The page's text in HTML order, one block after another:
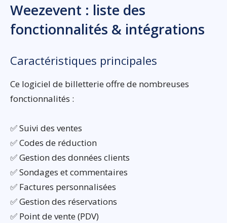
Weezevent : liste des
fonctionnalités & intégrations
Caractéristiques principales
Ce logiciel de billetterie offre de nombreuses
fonctionnalités :
✅ Suivi des ventes
✅ Codes de réduction
✅ Gestion des données clients
✅ Sondages et commentaires
✅ Factures personnalisées
✅ Gestion des réservations
✅ Point de vente (PDV)